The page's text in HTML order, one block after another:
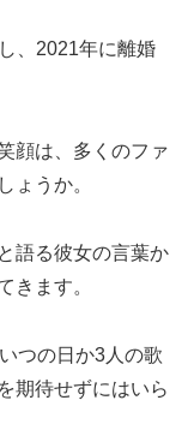
、2021年に離婚
顔は、多くのファ
ょうか。
語る彼女の言葉か
きます。
つの日か3人の歌
期待せずにはいら